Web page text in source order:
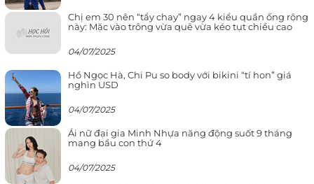
Chị em 30 nên “tẩy chay” ngay 4 kiểu quần ống rộng
này: Mặc vào trông vừa quê vừa kéo tụt chiều cao
04/07/2025
Hồ Ngọc Hà, Chi Pu so body với bikini “tí hon” giá
nghìn USD
04/07/2025
Ái nữ đại gia Minh Nhựa năng động suốt 9 tháng
mang bầu con thứ 4
04/07/2025